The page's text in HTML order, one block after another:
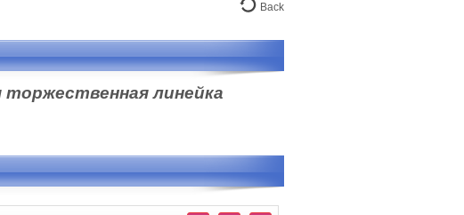
Back
торжественная линейка